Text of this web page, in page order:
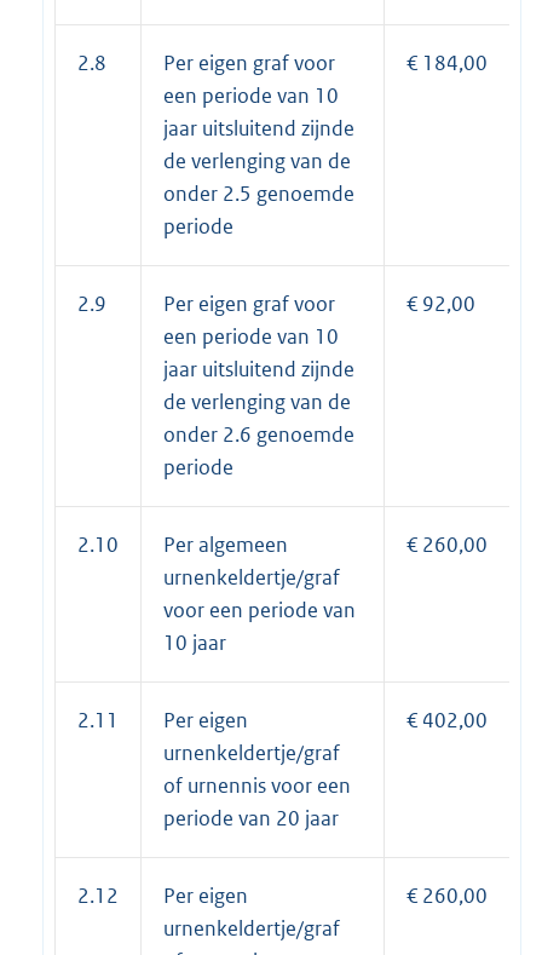
2.8
Per eigen graf voor
een periode van 10
jaar uitsluitend zijnde
de verlenging van de
onder 2.5 genoemde
periode
€ 184,00
2.9
Per eigen graf voor
een periode van 10
jaar uitsluitend zijnde
de verlenging van de
onder 2.6 genoemde
periode
€ 92,00
2.10
Per algemeen
urnenkeldertje/graf
voor een periode van
10 jaar
€ 260,00
2.11
Per eigen
urnenkeldertje/graf
of urnennis voor een
periode van 20 jaar
€ 402,00
2.12
Per eigen
urnenkeldertje/graf
€ 260,00